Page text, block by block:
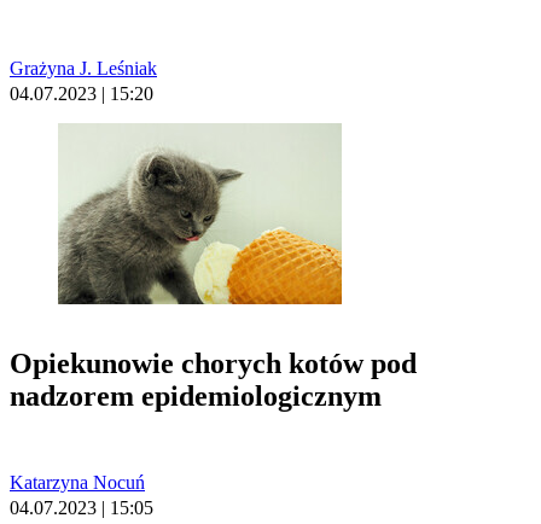
Grażyna J. Leśniak
04.07.2023 | 15:20
Opiekunowie chorych kotów pod
nadzorem epidemiologicznym
Katarzyna Nocuń
04.07.2023 | 15:05